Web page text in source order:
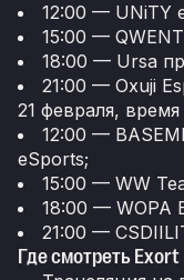
12:00 — UNiTY
15:00 —
18:00 — Ursa
21:00 — Oxuji
21 февраля,
12:00 —
eSports;
15:00 — WW
18:00 — WOPA
21:00 —
Где смотреть